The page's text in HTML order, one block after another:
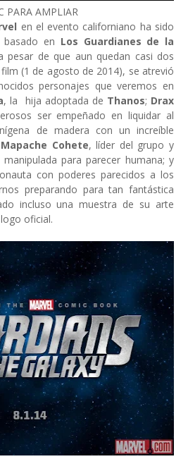
PARA AMPLIAR
en el evento californiano ha sido
en Los Guardianes de la
pesar de que aun quedan casi dos
(1 de agosto de 2014), se atrevió
personajes que veremos en
, la hija adoptada de Thanos; Drax
ser empeñado en liquidar al
de madera con un increíble
Mapache Cohete, líder del grupo y
para parecer humana; y
con poderes parecidos a los
preparando para tan fantástica
incluso una muestra de su arte
oficial.